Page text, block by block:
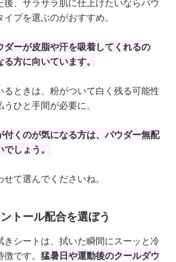
、サラサラ肌に仕上げたいならパウ
プを選ぶのがおすすめ。
ダーが皮脂や汗を吸着してくれるの
方に向いています。
るときは、粉がついて白く残る可能性
ひと手間が必要に。
付くのが気になる方は、パウダー無配
しょう。
て選んでくださいね。
トール配合を選ぼう
きシートは、拭いた瞬間にスーッと冷
です。 猛暑日や運動後のクールダウ